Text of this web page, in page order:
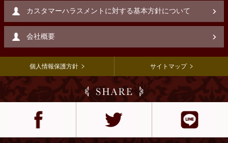
カスタマーハラスメントに対する基本方針について
会社概要
個人情報保護方針 サイトマップ